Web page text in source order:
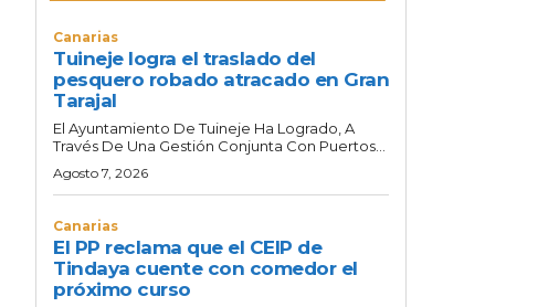
Canarias
Tuineje logra el traslado del
pesquero robado atracado en Gran
Tarajal
El Ayuntamiento De Tuineje Ha Logrado, A
Través De Una Gestión Conjunta Con Puertos...
Agosto 7, 2026
Canarias
El PP reclama que el CEIP de
Tindaya cuente con comedor el
próximo curso